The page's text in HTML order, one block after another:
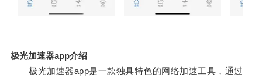
极光加速器app介绍
极光加速器app是一款独具特色的网络加速工具，通过